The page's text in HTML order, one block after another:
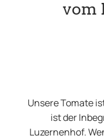
vom
Unsere Tomate
ist der
Luzernenhof.